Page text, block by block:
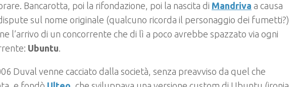
Bancarotta, poi la rifondazione, poi la nascita di Mandriva a causa
sul nome originale (qualcuno ricorda il personaggio dei fumetti?)
l’arrivo di un concorrente che di lì a poco avrebbe spazzato via ogni
Ubuntu.
Duval venne cacciato dalla società, senza preavviso da quel che